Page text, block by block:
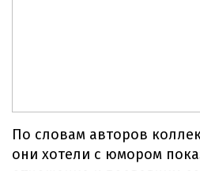
По словам авторов
они хотели с юмором